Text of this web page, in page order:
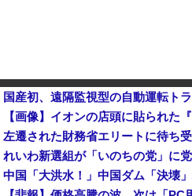
れいわ新選組が「いのちの党」に